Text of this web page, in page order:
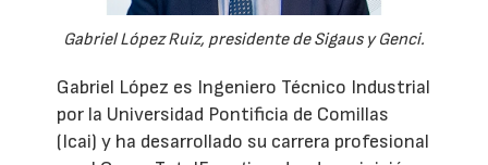
Gabriel López Ruiz, presidente de Sigaus y Genci.
Gabriel López es Ingeniero Técnico Industrial
por la Universidad Pontificia de Comillas
(Icai) y ha desarrollado su carrera profesional